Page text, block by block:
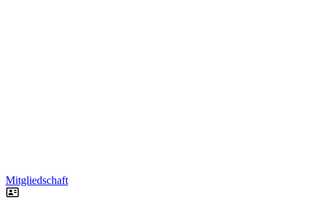
Mitgliedschaft